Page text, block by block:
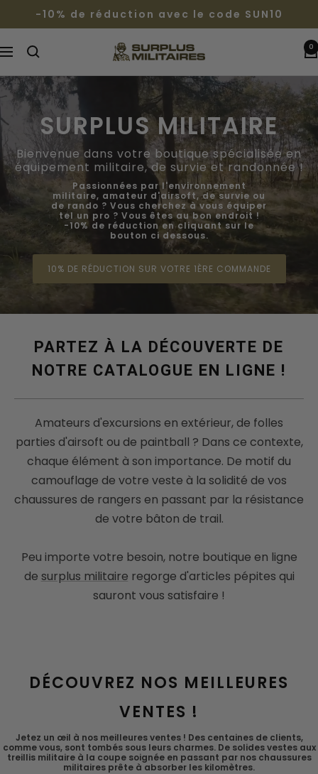
au
contenu
-10% de réduction avec le code SUN10
Navigation
Surplus
Militaires®
0
SURPLUS MILITAIRE
Bienvenue dans votre boutique spécialisée en
équipement militaire, de survie et randonnée !
Passionnées par l'environnement
militaire, amateur d'airsoft, de survie ou
de rando ? Vous cherchez à vous équiper
tel un pro ? Vous êtes au bon endroit !
-10% de réduction en cliquant sur le
bouton ci dessous.
10% DE RÉDUCTION SUR VOTRE 1ÈRE COMMANDE
PARTEZ À LA DÉCOUVERTE DE
NOTRE CATALOGUE EN LIGNE !
Amateurs d'excursions en extérieur, de folles
parties d'airsoft ou de paintball ? Dans ce contexte,
chaque élément à son importance. De motif du
camouflage de votre veste à la solidité de vos
chaussures de rangers en passant par la résistance
de votre bâton de trail.
Peu importe votre besoin, notre boutique en ligne
de surplus militaire regorge d'articles pépites qui
sauront vous satisfaire !
DÉCOUVREZ NOS MEILLEURES
VENTES !
Jetez un œil à nos meilleures ventes ! Des centaines de clients,
comme vous, sont tombés sous leurs charmes. De solides vestes aux
treillis militaire à la coupe soignée en passant par nos chaussures
militaires prête à absorber les kilomètres.